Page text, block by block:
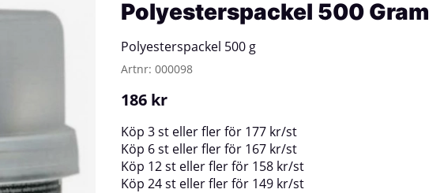
Polyesterspackel 500 Gram
Polyesterspackel 500 g
Artnr: 000098
186 kr
Köp 3 st eller fler för 177 kr/st
Köp 6 st eller fler för 167 kr/st
Köp 12 st eller fler för 158 kr/st
Köp 24 st eller fler för 149 kr/st